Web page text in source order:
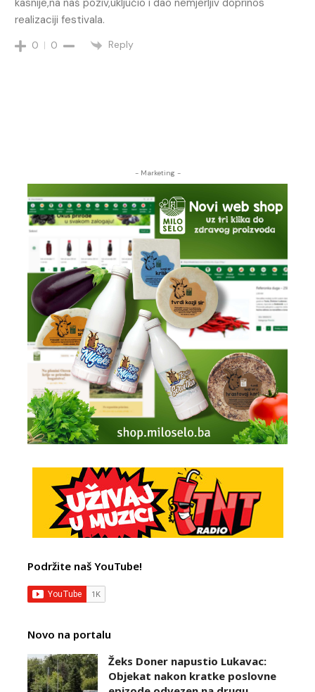
kasnije,na naš poziv,uključio i dao nemjerljiv doprinos
realizaciji festivala.
0 0 Reply
- Marketing -
Podržite naš YouTube!
Novo na portalu
Žeks Doner napustio Lukavac:
Objekat nakon kratke poslovne